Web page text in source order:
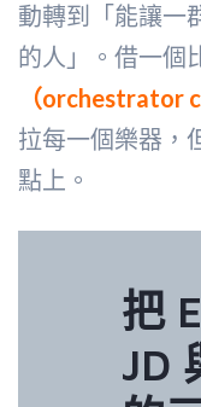
動轉到「能讓一
的人」。借一
（orchestrator
拉每一個樂器，
點上。
把
JD